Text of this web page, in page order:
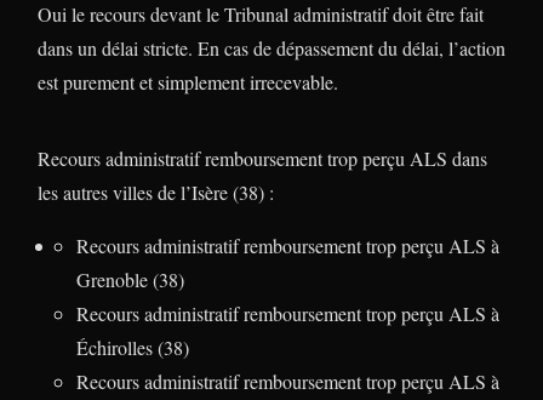
Oui le recours devant le Tribunal administratif doit être fait
dans un délai stricte. En cas de dépassement du délai, l’action
est purement et simplement irrecevable.
Recours administratif remboursement trop perçu ALS dans
les autres villes de l’Isère (38) :
Recours administratif remboursement trop perçu ALS à
Grenoble (38)
Recours administratif remboursement trop perçu ALS à
Échirolles (38)
Recours administratif remboursement trop perçu ALS à